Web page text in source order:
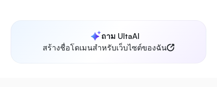
ถาม UltaAI
สร้างชื่อโดเมนสำหรับเว็บไซต์ของฉัน